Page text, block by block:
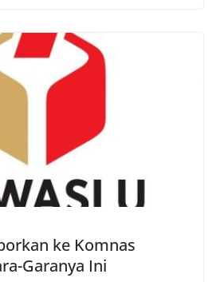
ke Komnas
Garanya Ini